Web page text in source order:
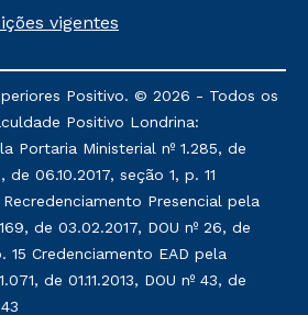
que ofertam bolsas
ainda não tenham efetivado
ou trancado sua
Instituições da Cruzeiro do
período de um ano. Tais
aos cursos de Medicina, e
via FIES, Prouni e
e não se
outra campanha ofertada
vigentes
Positivo. © 2026 - Todos os
Positivo Londrina:
Portaria Ministerial nº 1.285, de
de 06.10.2017, seção 1, p. 11
Presencial pela
de 03.02.2017, DOU nº 26, de
15 Credenciamento EAD pela
de 01.11.2013, DOU nº 43, de